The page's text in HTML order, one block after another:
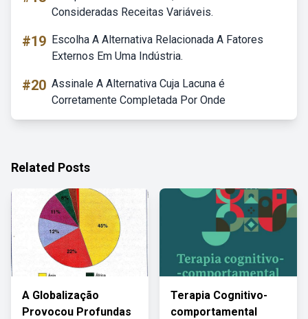
Consideradas Receitas Variáveis.
#19 Escolha A Alternativa Relacionada A Fatores
Externos Em Uma Indústria.
#20 Assinale A Alternativa Cuja Lacuna é
Corretamente Completada Por Onde
Related Posts
A Globalização
Provocou Profundas
Terapia Cognitivo-
comportamental